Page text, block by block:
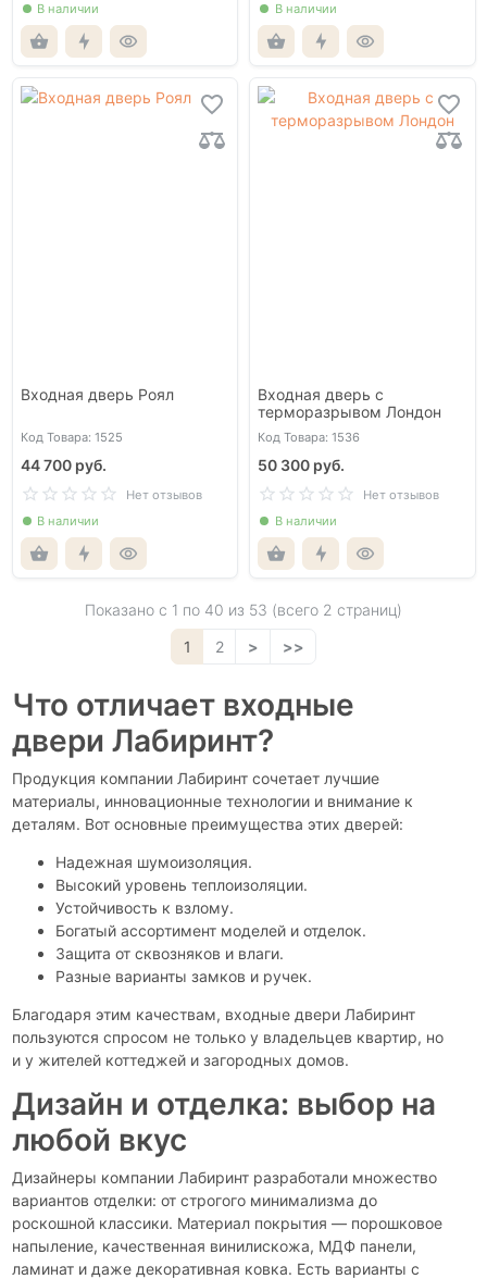
В наличии В наличии
Входная дверь Роял
Код Товара: 1525
44 700 руб.
Нет отзывов
В наличии
Входная дверь с
терморазрывом Лондон
Код Товара: 1536
50 300 руб.
Нет отзывов
В наличии
Показано с 1 по 40 из 53 (всего 2 страниц)
1
2 > >>
Что отличает входные
двери Лабиринт?
Продукция компании Лабиринт сочетает лучшие
материалы, инновационные технологии и внимание к
деталям. Вот основные преимущества этих дверей:
Надежная шумоизоляция.
Высокий уровень теплоизоляции.
Устойчивость к взлому.
Богатый ассортимент моделей и отделок.
Защита от сквозняков и влаги.
Разные варианты замков и ручек.
Благодаря этим качествам, входные двери Лабиринт
пользуются спросом не только у владельцев квартир, но
и у жителей коттеджей и загородных домов.
Дизайн и отделка: выбор на
любой вкус
Дизайнеры компании Лабиринт разработали множество
вариантов отделки: от строгого минимализма до
роскошной классики. Материал покрытия — порошковое
напыление, качественная винилискожа, МДФ панели,
ламинат и даже декоративная ковка. Есть варианты с